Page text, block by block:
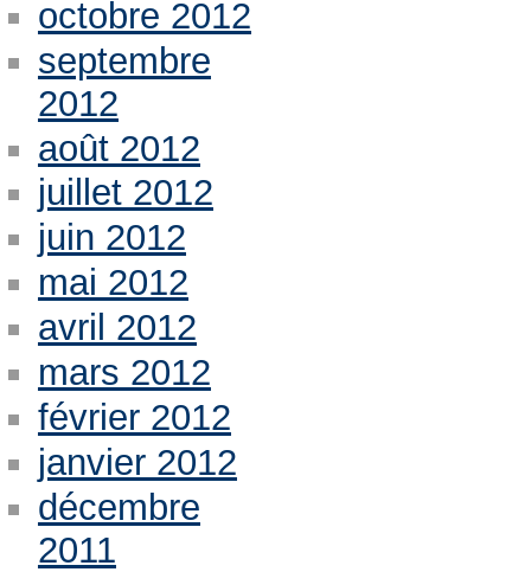
octobre 2012
septembre
2012
août 2012
juillet 2012
juin 2012
mai 2012
avril 2012
mars 2012
février 2012
janvier 2012
décembre
2011